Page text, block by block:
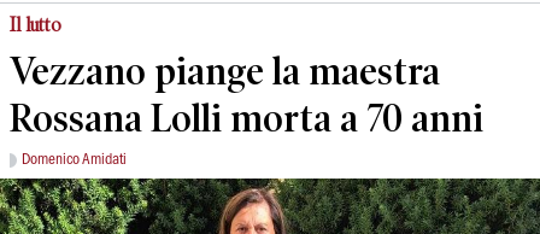
Il lutto
Vezzano piange la maestra
Rossana Lolli morta a 70 anni
Domenico Amidati